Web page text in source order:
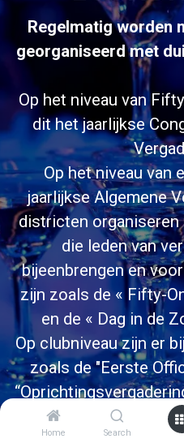
Home Search
Regelmatig worden
georganiseerd met
Op het niveau van
dit het jaarlijkse
Op het niveau van
jaarlijkse Algemene
districten
die leden van
bijeenbrengen en
zijn zoals de « Fifty-
en de « Dag in de
Op clubniveau zijn er
zoals de "Eerste
verjaardag SV-